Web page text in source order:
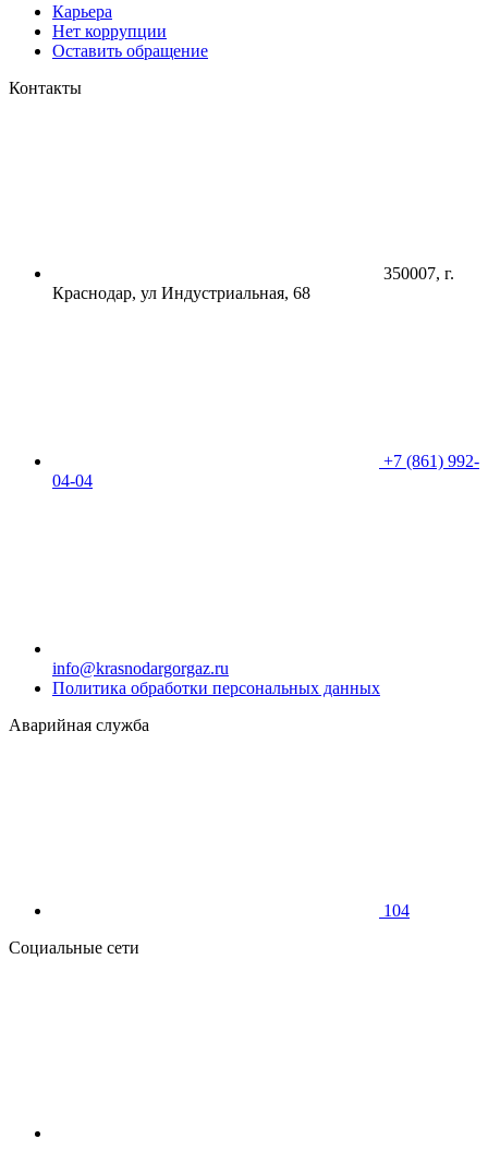
Карьера
Нет коррупции
Оставить обращение
Контакты
350007, г.
Краснодар, ул Индустриальная, 68
+7 (861) 992-
04-04
info@krasnodargorgaz.ru
Политика обработки персональных данных
Аварийная служба
104
Социальные сети